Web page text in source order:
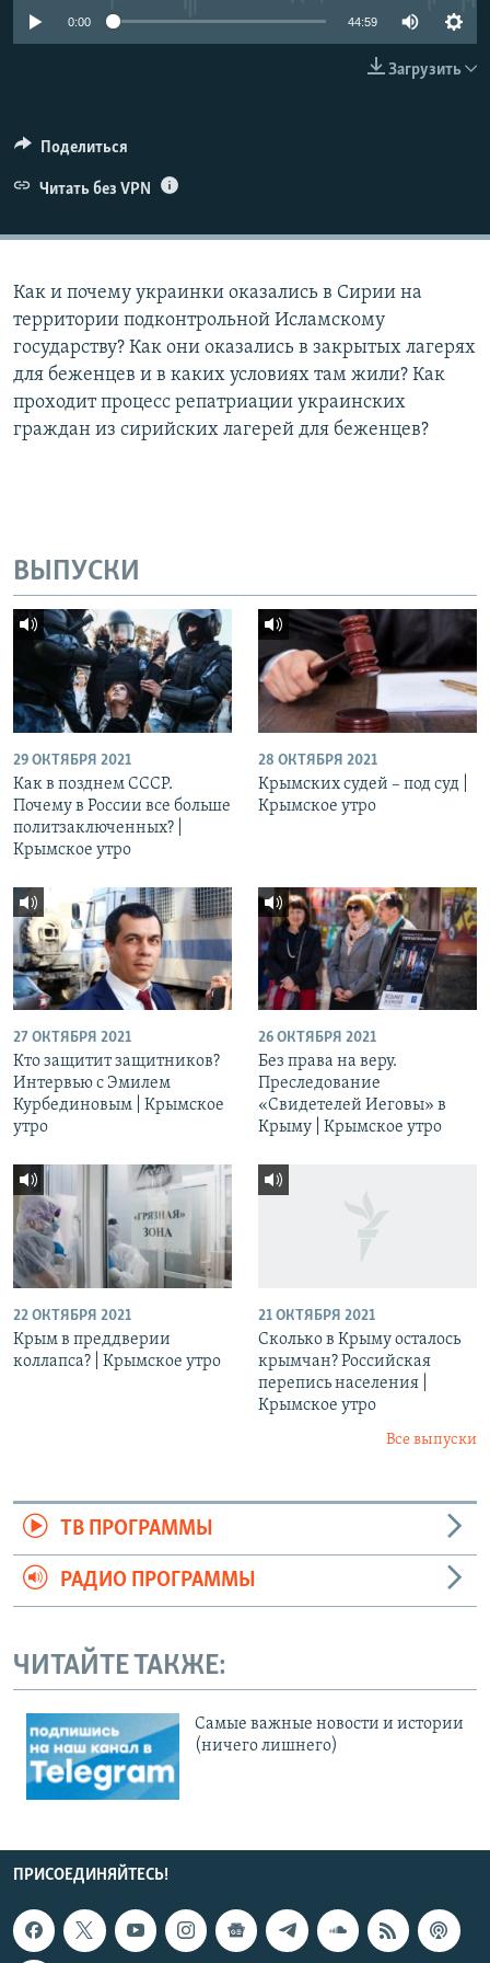
ПОБЕДИТЕЛЕЙ НЕ СУДЯТ?
УКРАИНСКАЯ ПРОБЛЕМА КРЫМА
ПРИСОЕДИНЯЙТЕСЬ!
0:00 44:59
Загрузить
Поделиться
Читать без VPN
Как и почему украинки оказались в Сирии на
территории подконтрольной Исламскому
государству? Как они оказались в закрытых лагерях
для беженцев и в каких условиях там жили? Как
проходит процесс репатриации украинских
граждан из сирийских лагерей для беженцев?
ВЫПУСКИ
29 ОКТЯБРЯ 2021
Как в позднем СССР.
Почему в России все больше
политзаключенных? |
Крымское утро
28 ОКТЯБРЯ 2021
Крымских судей – под суд |
Крымское утро
27 ОКТЯБРЯ 2021
Кто защитит защитников?
Интервью с Эмилем
Курбединовым | Крымское
утро
26 ОКТЯБРЯ 2021
Без права на веру.
Преследование
«Свидетелей Иеговы» в
Крыму | Крымское утро
22 ОКТЯБРЯ 2021
Крым в преддверии
коллапса? | Крымское утро
21 ОКТЯБРЯ 2021
Сколько в Крыму осталось
крымчан? Российская
перепись населения |
Крымское утро
Все выпуски
ТВ ПРОГРАММЫ
РАДИО ПРОГРАММЫ
ЧИТАЙТЕ ТАКЖЕ:
Cамые важные новости и истории
(ничего лишнего)
ПРИСОЕДИНЯЙТЕСЬ!